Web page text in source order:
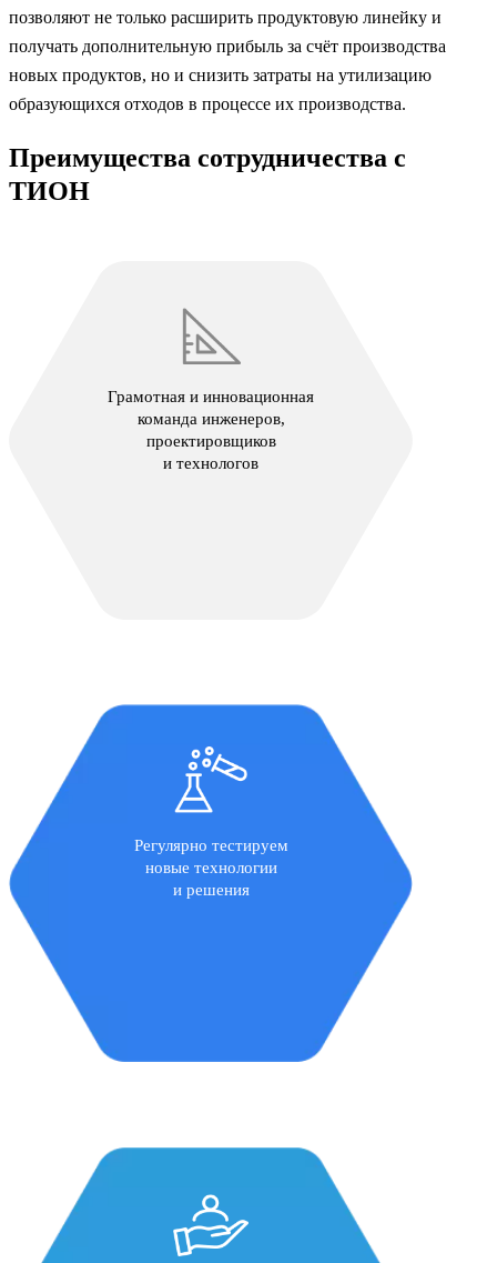
позволяют не только расширить продуктовую линейку и
получать дополнительную прибыль за счёт производства
новых продуктов, но и снизить затраты на утилизацию
образующихся отходов в процессе их производства.
Преимущества сотрудничества с
ТИОН
Грамотная и инновационная
команда инженеров,
проектировщиков
и технологов
Регулярно тестируем
новые технологии
и решения